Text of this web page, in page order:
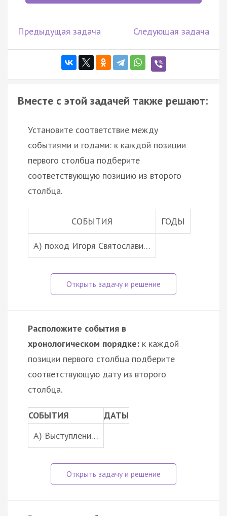
Предыдущая задача Следующая задача
Вместе с этой задачей также решают:
Установите соответствие между
событиями и годами: к каждой позиции
первого столбца подберите
соответствующую позицию из второго
столбца.
СОБЫТИЯ ГОДЫ
А) поход Игоря Святослави…
Расположите события в
хронологическом порядке: к каждой
позиции первого столбца подберите
соответствующую дату из второго
столбца.
СОБЫТИЯ
ДАТЫ
A) Выступлени…